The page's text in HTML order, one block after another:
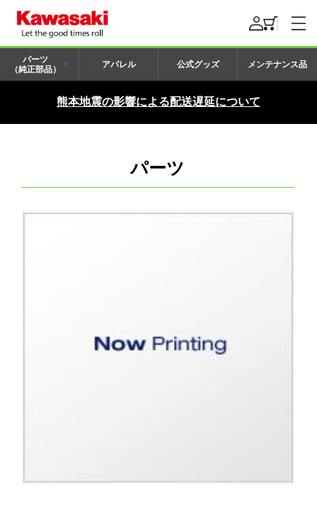
パーツ
（純正部品）
アパレル 公式グッズ メンテナンス品
熊本地震の影響による配送遅延について
パーツ